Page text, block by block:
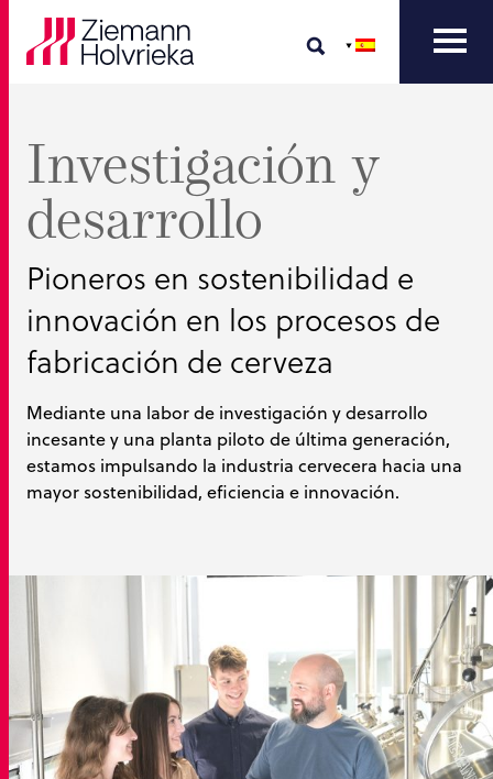
Investigación y
desarrollo
Pioneros en sostenibilidad e
innovación en los procesos de
fabricación de cerveza
Mediante una labor de investigación y desarrollo
incesante y una planta piloto de última generación,
estamos impulsando la industria cervecera hacia una
mayor sostenibilidad, eficiencia e innovación.